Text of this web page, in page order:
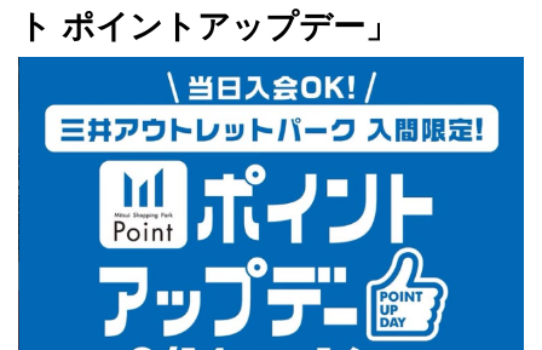
ト ポイントアップデー」